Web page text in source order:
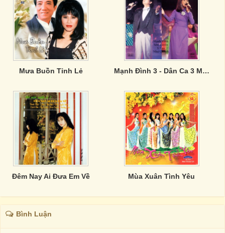
Mưa Buồn Tỉnh Lẻ Mạnh Đình 3 - Dân Ca 3 Miền
Đêm Nay Ai Đưa Em Về Mùa Xuân Tình Yêu
Bình Luận